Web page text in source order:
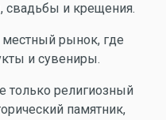
свадьбы и крещения.
рынок, где
и сувениры.
только религиозный
памятник,